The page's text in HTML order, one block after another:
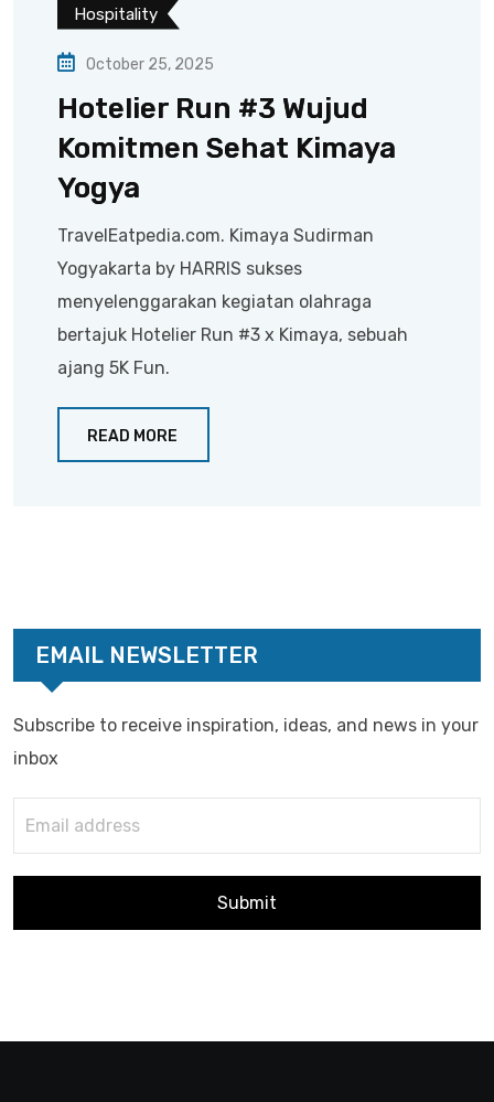
Hospitality
October 25, 2025
Hotelier Run #3 Wujud
Komitmen Sehat Kimaya
Yogya
TravelEatpedia.com. Kimaya Sudirman
Yogyakarta by HARRIS sukses
menyelenggarakan kegiatan olahraga
bertajuk Hotelier Run #3 x Kimaya, sebuah
ajang 5K Fun.
READ MORE
EMAIL NEWSLETTER
Subscribe to receive inspiration, ideas, and news in your
inbox